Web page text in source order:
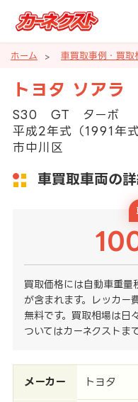
ホーム 車買取事例・買取
トヨタ ソアラ
S30 GT ターボ
平成2年式（1991年
市中川区
車買取車両の詳
買取価格には自動車重量
が含まれます。レッカー
無料です。買取相場は日
ついてはカーネクストま
メーカー トヨタ